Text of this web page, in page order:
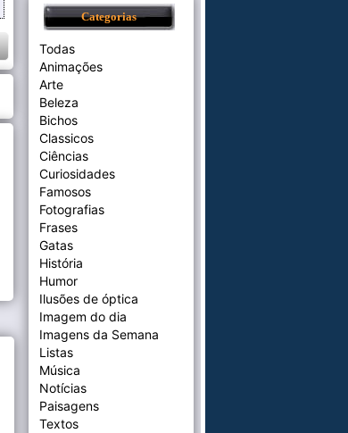
Categorias
Todas
Animações
Arte
Beleza
Bichos
Classicos
Ciências
Curiosidades
Famosos
Fotografias
Frases
Gatas
História
Humor
Ilusões de óptica
Imagem do dia
Imagens da Semana
Listas
Música
Notícias
Paisagens
Textos